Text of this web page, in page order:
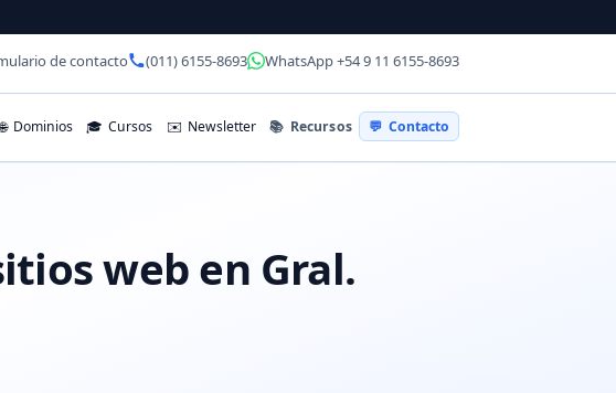
de contacto (011) 6155-8693 WhatsApp +54 9 11 6155-8693
🌐 Dominios 🎓 Cursos ✉️ Newsletter 📚 Recursos 💬 Contacto
web en Gral.